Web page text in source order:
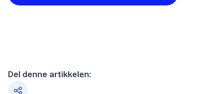
Del denne artikkelen: